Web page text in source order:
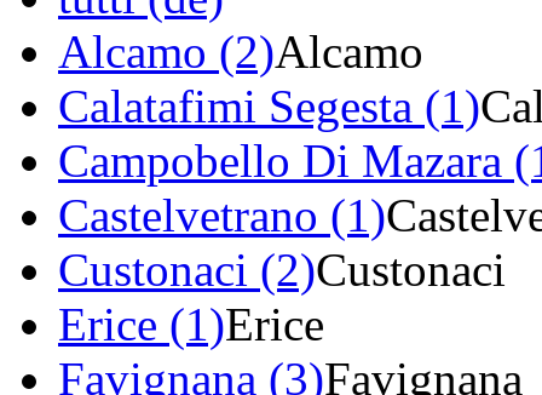
Alcamo (2)Alcamo
Calatafimi Segesta (1)
Campobello Di Mazara
Castelvetrano (1)
Custonaci (2)Custonaci
Erice (1)Erice
Favignana (3)Favignana